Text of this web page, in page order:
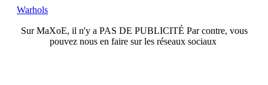
Warhols
SurMaXoE, il n'y a PAS DE PUBLICITÉ Par contre, vous
pouvez nous en faire sur les réseaux sociaux